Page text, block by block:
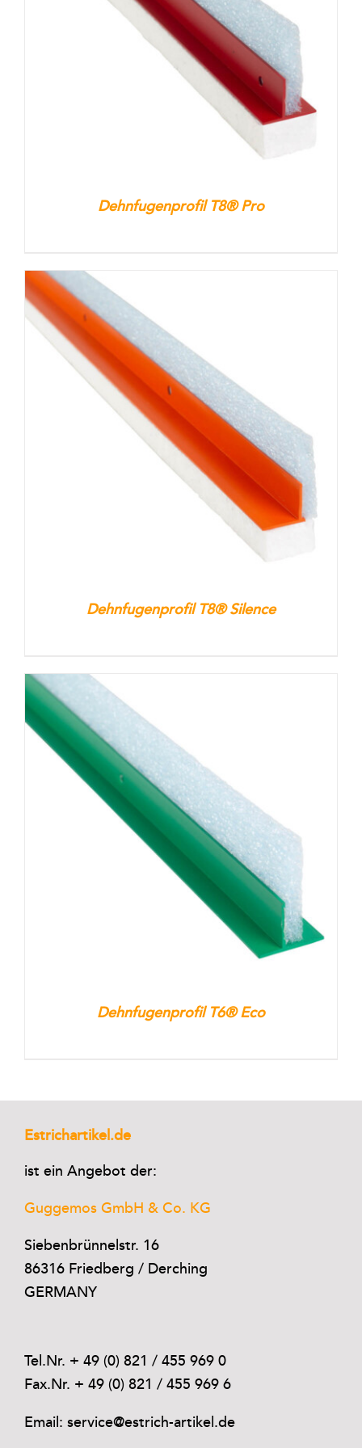
Kontakt
Warenkorb
Dehnfugenprofil T8® Pro
Dehnfugenprofil T8® Silence
Dehnfugenprofil T6® Eco
Estrichartikel.de
ist ein Angebot der:
Guggemos GmbH & Co. KG
Siebenbrünnelstr. 16
86316 Friedberg / Derching
GERMANY
Tel.Nr. + 49 (0) 821 / 455 969 0
Fax.Nr. + 49 (0) 821 / 455 969 6
Email: service@estrich-artikel.de